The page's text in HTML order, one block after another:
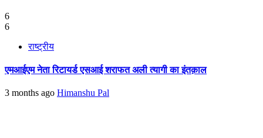
6
6
राष्ट्रीय
एमआईएम नेता रिटायर्ड एसआई शराफत अली त्यागी का इंतक़ाल
3 months ago Himanshu Pal